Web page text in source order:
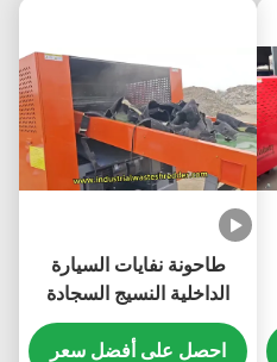
طاحونة نفايات السيارة
الداخلية النسيج السجادة
سقف الجلد كسارة حسب
الطلب السعة وحجم التفريغ
احصل على أفضل سعر